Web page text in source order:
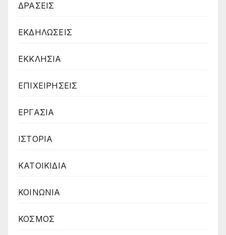
ΔΡΑΣΕΙΣ
ΕΚΔΗΛΩΣΕΙΣ
ΕΚΚΛΗΣΙΑ
ΕΠΙΧΕΙΡΗΣΕΙΣ
ΕΡΓΑΣΙΑ
ΙΣΤΟΡΙΑ
ΚΑΤΟΙΚΙΔΙΑ
ΚΟΙΝΩΝΙΑ
ΚΟΣΜΟΣ